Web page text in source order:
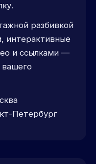
разбивкой
интерактивные
и ссылками —
вашего
Петербург